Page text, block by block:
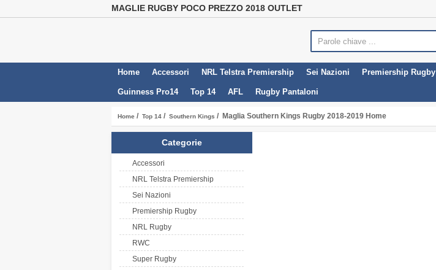
MAGLIE RUGBY POCO PREZZO 2018 OUTLET
Home Accessori NRL Telstra Premiership Sei Nazioni Premiership Rugby
Guinness Pro14 Top 14 AFL Rugby Pantaloni
Home / Top 14 / Southern Kings / Maglia Southern Kings Rugby 2018-2019 Home
Categorie
Accessori
NRL Telstra Premiership
Sei Nazioni
Premiership Rugby
NRL Rugby
RWC
Super Rugby